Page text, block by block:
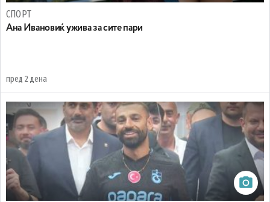
СПОРТ
Ана Ивановиќ ужива за сите пари
пред 2 дена